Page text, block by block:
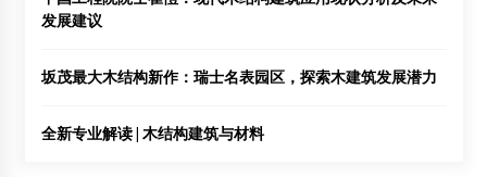
发展建议
坂茂最大木结构新作：瑞士名表园区，探索木建筑发展潜力
全新专业解读 | 木结构建筑与材料